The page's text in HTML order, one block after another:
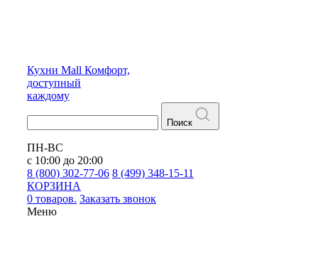
Кухни Mall Комфорт,
доступный
каждому
Поиск
ПН-ВС
с 10:00 до 20:00
8 (800) 302-77-06 8 (499) 348-15-11
КОРЗИНА
0 товаров. Заказать звонок
Меню